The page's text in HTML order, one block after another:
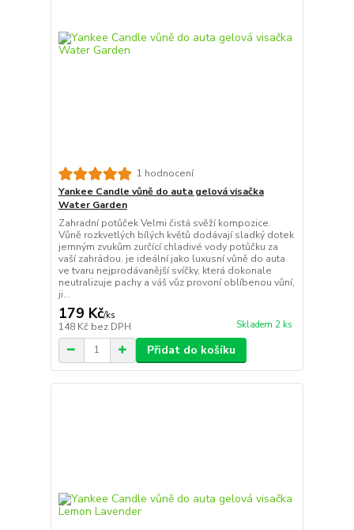
1 hodnocení
Yankee Candle vůně do auta gelová visačka
Water Garden
Zahradní potůček Velmi čistá svěží kompozice.
Vůně rozkvetlých bílých květů dodávají sladký dotek
jemným zvukům zurčící chladivé vody potůčku za
vaší zahrádou. je ideální jako luxusní vůně do auta
ve tvaru nejprodávanější svíčky, která dokonale
neutralizuje pachy a váš vůz provoní oblíbenou vůní,
ji...
179 Kč/ks
148 Kč bez DPH Skladem 2 ks
Přidat do košíku